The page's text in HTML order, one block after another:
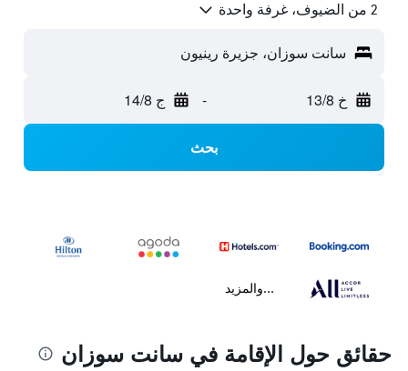
2 من الضيوف، غرفة واحدة
سانت سوزان، جزيرة رينيون
خ 13/8 - ج 14/8
بحث
...والمزيد
حقائق حول الإقامة في سانت سوزان